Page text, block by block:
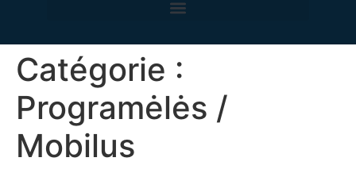
Catégorie :
Programėlės /
Mobilus